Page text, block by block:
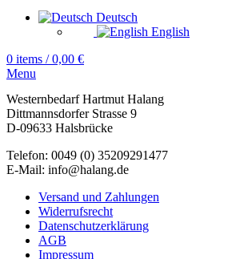
Deutsch
English
0 items / 0,00 €
Menu
Westernbedarf Hartmut Halang
Dittmannsdorfer Strasse 9
D-09633 Halsbrücke
Telefon: 0049 (0) 35209291477
E-Mail: info@halang.de
Versand und Zahlungen
Widerrufsrecht
Datenschutzerklärung
AGB
Impressum